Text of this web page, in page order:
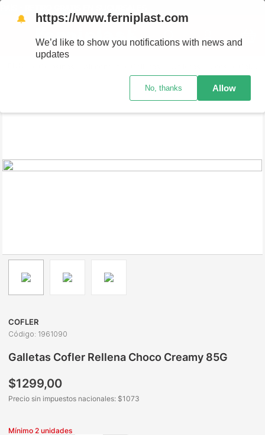
COFLER
Código: 1961090
Galletas Cofler Rellena Choco Creamy 85G
$1299,00
Precio sin impuestos nacionales: $1073
Mínimo2 unidades
🔔 https://www.ferniplast.com
We’d like to show you notifications with news and
updates
No, thanks Allow